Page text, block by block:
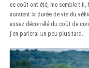
ce coût ont été, me semble-t-
auraient la durée de vie du
assez décorrélé du coût de
j’en parlerai un peu plus tard.